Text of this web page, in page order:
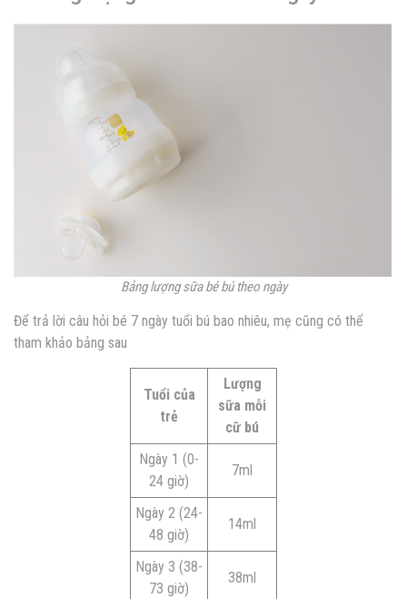
Bảng lượng sữa bé bú theo ngày
Để trả lời câu hỏi bé 7 ngày tuổi bú bao nhiêu, mẹ cũng có thể
tham khảo bảng sau
Tuổi của
trẻ
Lượng
sữa mỗi
cữ bú
Ngày 1 (0-
24 giờ)
7ml
Ngày 2 (24-
48 giờ)
14ml
Ngày 3 (38-
73 giờ)
38ml